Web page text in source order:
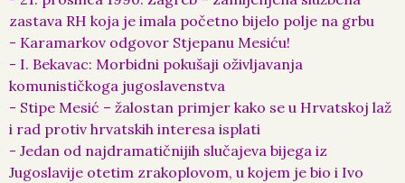
zastava RH koja je imala početno bijelo polje na grbu
- Karamarkov odgovor Stjepanu Mesiću!
- I. Bekavac: Morbidni pokušaji oživljavanja
komunističkoga jugoslavenstva
- Stipe Mesić – žalostan primjer kako se u Hrvatskoj laž
i rad protiv hrvatskih interesa isplati
- Jedan od najdramatičnijih slučajeva bijega iz
Jugoslavije otetim zrakoplovom, u kojem je bio i Ivo